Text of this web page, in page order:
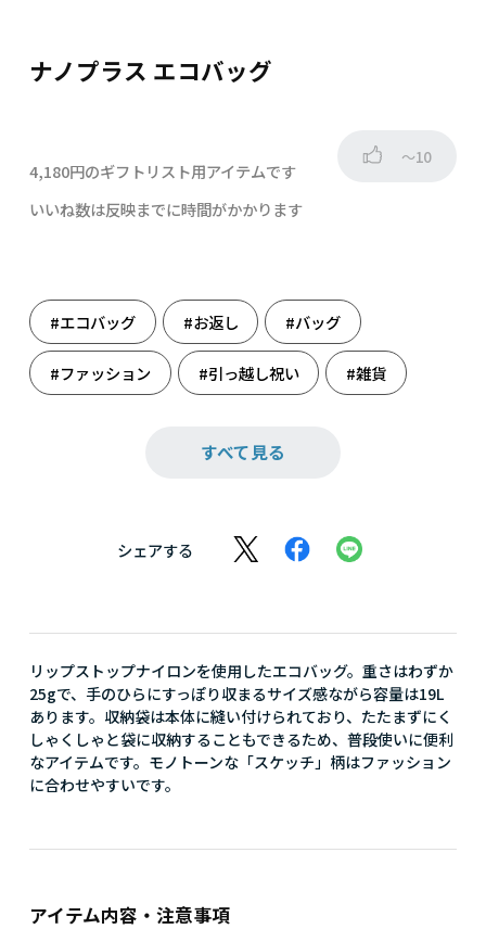
ナノプラス エコバッグ
4,180円のギフトリスト用アイテムです
～10
いいね数は反映までに時間がかかります
#エコバッグ #お返し #バッグ
#ファッション #引っ越し祝い #雑貨
すべて見る
シェアする
リップストップナイロンを使用したエコバッグ。重さはわずか
25gで、手のひらにすっぽり収まるサイズ感ながら容量は19L
あります。収納袋は本体に縫い付けられており、たたまずにく
しゃくしゃと袋に収納することもできるため、普段使いに便利
なアイテムです。モノトーンな「スケッチ」柄はファッション
に合わせやすいです。
アイテム内容・注意事項